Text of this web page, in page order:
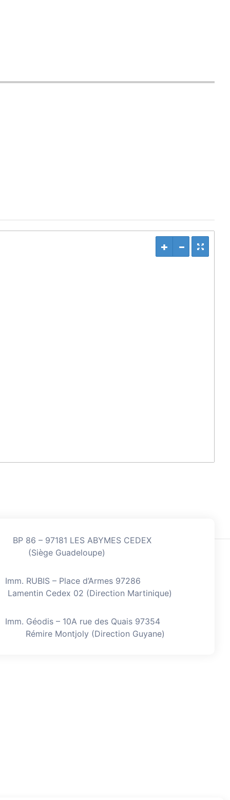
BP 86 – 97181 LES ABYMES CEDEX
(Siège Guadeloupe)
Imm. RUBIS – Place d’Armes 97286
Lamentin Cedex 02 (Direction Martinique)
Imm. Géodis – 10A rue des Quais 97354
Rémire Montjoly (Direction Guyane)